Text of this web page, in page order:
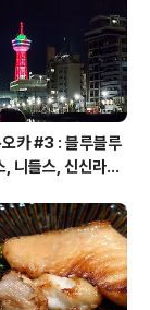
카 #3 : 블루블루
니들스, 신신라멘,
포츠 디포, 크리스
스 유람선, 하카타
메이드, 노스페이스
스 티바나, 빔즈